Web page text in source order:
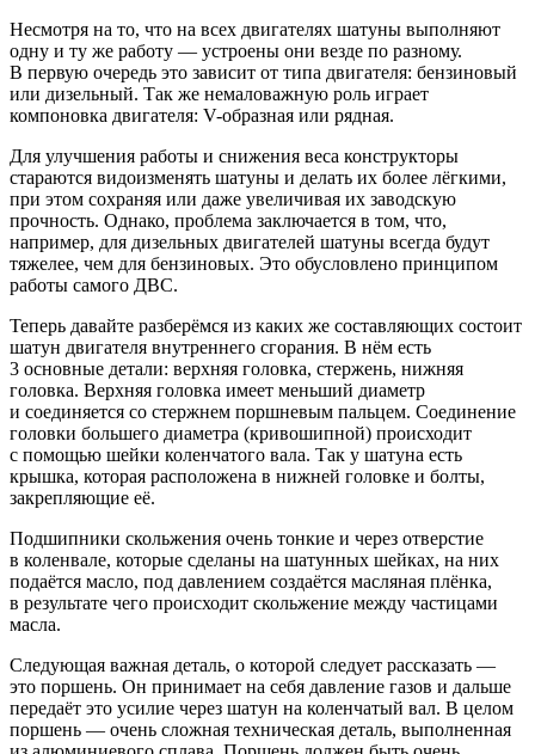
Несмотря на то, что на всех двигателях шатуны выполняют
одну и ту же работу — устроены они везде по разному.
В первую очередь это зависит от типа двигателя: бензиновый
или дизельный. Так же немаловажную роль играет
компоновка двигателя: V-образная или рядная.
Для улучшения работы и снижения веса конструкторы
стараются видоизменять шатуны и делать их более лёгкими,
при этом сохраняя или даже увеличивая их заводскую
прочность. Однако, проблема заключается в том, что,
например, для дизельных двигателей шатуны всегда будут
тяжелее, чем для бензиновых. Это обусловлено принципом
работы самого ДВС.
Теперь давайте разберёмся из каких же составляющих состоит
шатун двигателя внутреннего сгорания. В нём есть
3 основные детали: верхняя головка, стержень, нижняя
головка. Верхняя головка имеет меньший диаметр
и соединяется со стержнем поршневым пальцем. Соединение
головки большего диаметра (кривошипной) происходит
с помощью шейки коленчатого вала. Так у шатуна есть
крышка, которая расположена в нижней головке и болты,
закрепляющие её.
Подшипники скольжения очень тонкие и через отверстие
в коленвале, которые сделаны на шатунных шейках, на них
подаётся масло, под давлением создаётся масляная плёнка,
в результате чего происходит скольжение между частицами
масла.
Следующая важная деталь, о которой следует рассказать —
это поршень. Он принимает на себя давление газов и дальше
передаёт это усилие через шатун на коленчатый вал. В целом
поршень — очень сложная техническая деталь, выполненная